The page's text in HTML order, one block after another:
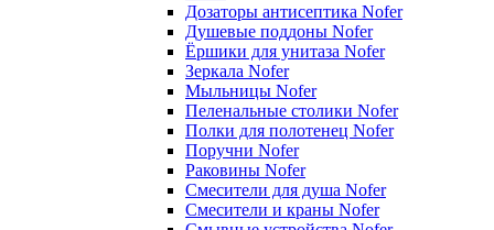
Дозаторы антисептика Nofer
Душевые поддоны Nofer
Ёршики для унитаза Nofer
Зеркала Nofer
Мыльницы Nofer
Пеленальные столики Nofer
Полки для полотенец Nofer
Поручни Nofer
Раковины Nofer
Смесители для душа Nofer
Смесители и краны Nofer